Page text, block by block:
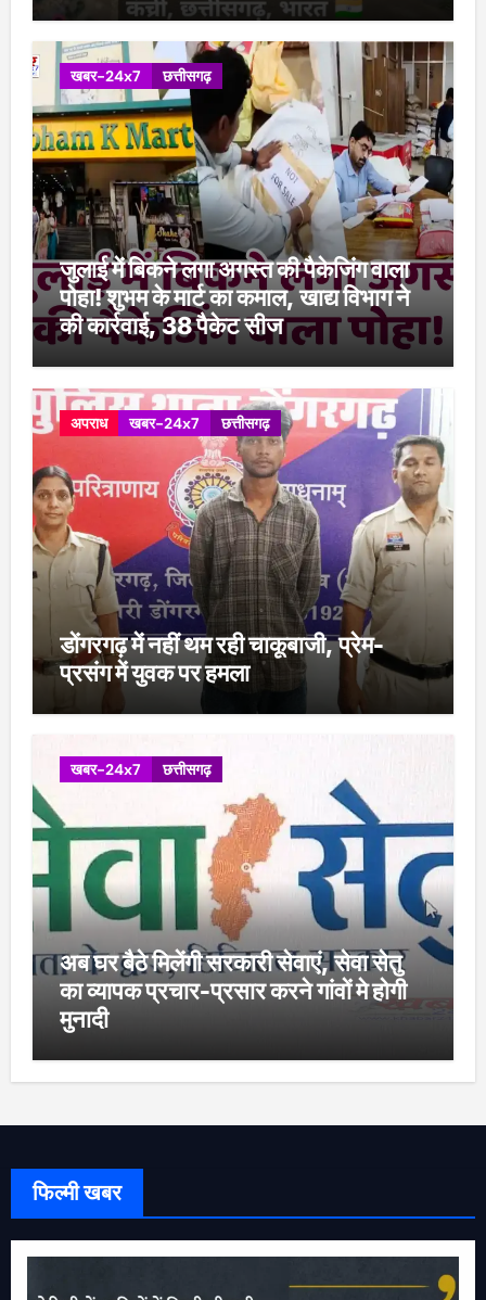
खबर-24x7 छत्तीसगढ़
जुलाई में बिकने लगा अगस्त की पैकेजिंग वाला
पोहा! शुभम के मार्ट का कमाल, खाद्य विभाग ने
की कार्रवाई, 38 पैकेट सीज
अपराध खबर-24x7 छत्तीसगढ़
डोंगरगढ़ में नहीं थम रही चाकूबाजी, प्रेम-
प्रसंग में युवक पर हमला
खबर-24x7 छत्तीसगढ़
अब घर बैठे मिलेंगी सरकारी सेवाएं, सेवा सेतु
का व्यापक प्रचार-प्रसार करने गांवों मे होगी
मुनादी
फिल्मी खबर